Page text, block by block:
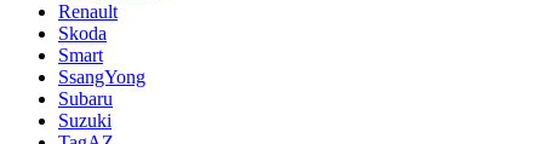
Renault
Skoda
Smart
SsangYong
Subaru
Suzuki